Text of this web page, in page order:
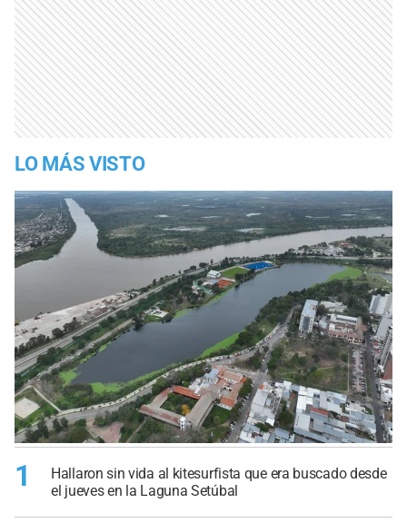
LO MÁS VISTO
1
Hallaron sin vida al kitesurfista que era buscado desde
el jueves en la Laguna Setúbal